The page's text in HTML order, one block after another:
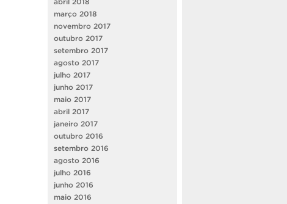
março 2018
novembro 2017
outubro 2017
setembro 2017
agosto 2017
julho 2017
junho 2017
maio 2017
abril 2017
janeiro 2017
outubro 2016
setembro 2016
agosto 2016
julho 2016
junho 2016
maio 2016